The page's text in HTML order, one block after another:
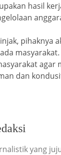
hasil
pihaknya
agar
dan
yang